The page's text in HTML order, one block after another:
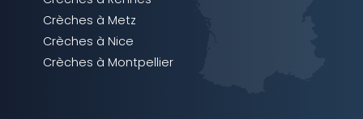
Crèches à Metz
Crèches à Nice
Crèches à Montpellier